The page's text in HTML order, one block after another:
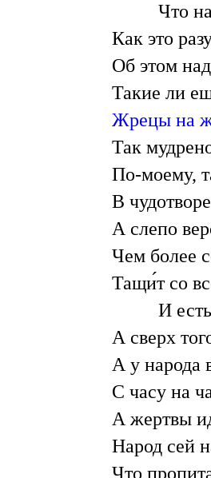
Что
Как это
Об этом
Такие ли
Жрецы на
Так
По-моему,
В
А слепо
Чем более
Тащи́т со
И
А сверх
А у народа
С часу на
А жертвы
Народ сей
Что